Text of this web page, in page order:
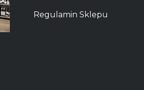
Regulamin Sklepu